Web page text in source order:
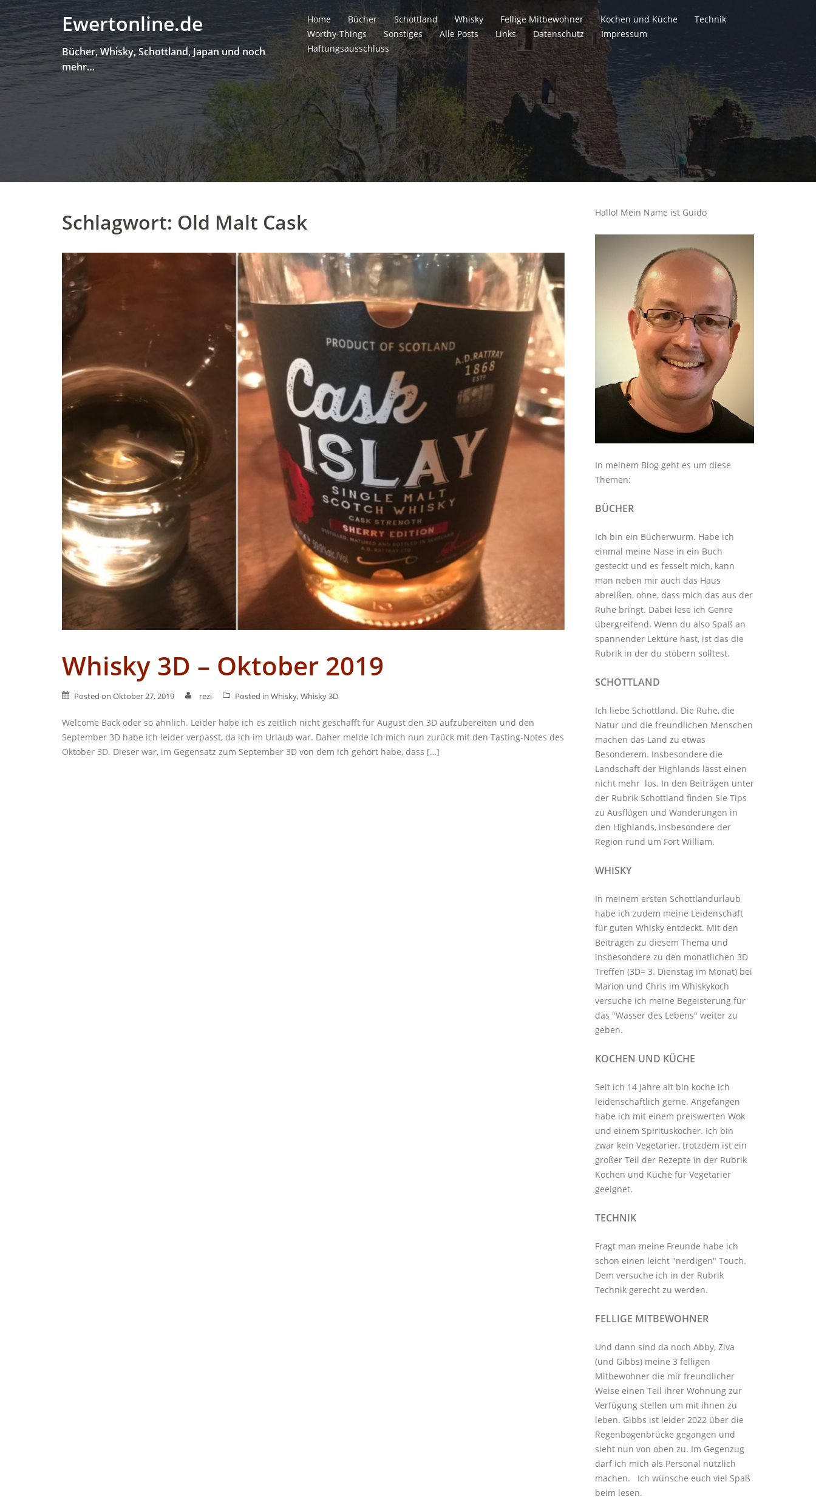
Skip
content
Ewertonline.de
Bücher, Whisky, Schottland, Japan und noch
mehr…
Home Bücher Schottland Whisky Fellige Mitbewohner Kochen und Küche
Technik
Worthy-Things
Sonstiges Alle Posts Links Datenschutz
Impressum
Haftungsausschluss
Schlagwort: Old Malt Cask
Whisky 3D – Oktober 2019
Posted on Oktober 27, 2019 rezi Posted in Whisky,Whisky 3D
Welcome Back oder so ähnlich. Leider habe ich es zeitlich nicht geschafft für August den 3D aufzubereiten und den
September 3D habe ich leider verpasst, da ich im Urlaub war. Daher melde ich mich nun zurück mit den Tasting-Notes des
Oktober 3D. Dieser war, im Gegensatz zum September 3D von dem ich gehört habe, dass […]
Hallo! Mein Name ist Guido
In meinem Blog geht es um diese
Themen:
BÜCHER
Ich bin ein Bücherwurm. Habe ich
einmal meine Nase in ein Buch
gesteckt und es fesselt mich, kann
man neben mir auch das Haus
abreißen, ohne, dass mich das aus der
Ruhe bringt. Dabei lese ich Genre
übergreifend. Wenn du also Spaß an
spannender Lektüre hast, ist das die
Rubrik in der du stöbern solltest.
SCHOTTLAND
Ich liebe Schottland. Die Ruhe, die
Natur und die freundlichen Menschen
machen das Land zu etwas
Besonderem. Insbesondere die
Landschaft der Highlands lässt einen
nicht mehr los. In den Beiträgen unter
der Rubrik Schottland finden Sie Tips
zu Ausflügen und Wanderungen in
den Highlands, insbesondere der
Region rund um Fort William.
WHISKY
In meinem ersten Schottlandurlaub
habe ich zudem meine Leidenschaft
für guten Whisky entdeckt. Mit den
Beiträgen zu diesem Thema und
insbesondere zu den monatlichen 3D
Treffen (3D= 3. Dienstag im Monat) bei
Marion und Chris im Whiskykoch
versuche ich meine Begeisterung für
das "Wasser des Lebens" weiter zu
geben.
KOCHEN UND KÜCHE
Seit ich 14 Jahre alt bin koche ich
leidenschaftlich gerne. Angefangen
habe ich mit einem preiswerten Wok
und einem Spirituskocher. Ich bin
zwar kein Vegetarier, trotzdem ist ein
großer Teil der Rezepte in der Rubrik
Kochen und Küche für Vegetarier
geeignet.
TECHNIK
Fragt man meine Freunde habe ich
schon einen leicht "nerdigen" Touch.
Dem versuche ich in der Rubrik
Technikgerecht zu werden.
FELLIGE MITBEWOHNER
Und dann sind da noch Abby, Ziva
(und Gibbs) meine 3 felligen
Mitbewohnerdie mir freundlicher
Weise einen Teil ihrer Wohnung zur
Verfügung stellen um mit ihnen zu
leben. Gibbs ist leider 2022 über die
Regenbogenbrücke gegangen und
sieht nun von oben zu. Im Gegenzug
darf ich mich als Personal nützlich
machen. Ich wünsche euch viel Spaß
beim lesen.